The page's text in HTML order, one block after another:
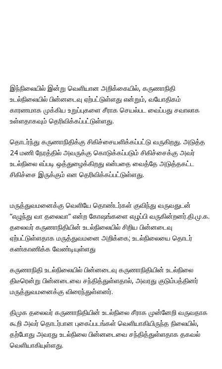
இந்நிலையில் இன்று வெளியான அறிக்கையில், கருணாநிதி
உடல்நிலையில் பின்னடைவு ஏற்பட்டுள்ளது என்றும், வயோதிகம்
காரணமாக முக்கிய உறுப்புகளை சீராக செயல்பட வைப்பது சவாலாக
உள்ளதாகவும் தெரிவிக்கப்பட்டுள்ளது.
தொடர்ந்து கருணாநிதிக்கு சிகிச்சையளிக்கப்பட்டு வருகிறது. அடுத்த
24 மணி நேரத்தில் அவருக்கு கொடுக்கப்படும் சிகிச்சைக்கு அவர்
உடல்நிலை எப்படி ஒத்துழைக்கிறது என்பதை வைத்தே அடுத்தகட்ட
சிகிச்சை இருக்கும் என தெரிவிக்கப்பட்டுள்ளது.
மருத்துவமனைக்கு வெளியே தொண்டர்கள் குவிந்து வருவதுடன்
“எழுந்து வா தலைவா” என்ற கோஷங்களை எழுப்பி வருகின்றனர்.தி.மு.க.
தலைவர் கருணாநிதியின் உடல்நிலையில் சிறிய பின்னடைவு
ஏற்பட்டுள்ளதாக மருத்துவமனை அறிக்கை; உடல்நிலையை தொடர்
கண்காணிக்க வேண்டியுள்ளது
கருணாநிதி உடல்நிலையில் பின்னடைவு கருணாநிதியின் உடல்நிலை
திடீரென்று பின்னடைவை சந்தித்துள்ளதால், அவரது குடும்பத்தினர்
மருத்துவமனைக்கு விரைந்துள்ளனர்.
திமுக தலைவர் கருணாநிதியின் உடல்நிலை சீராக முன்னேறி வருவதாக
கூறி அவர் தொடர்பான புகைப்படங்கள் வெளியாகியிருந்த நிலையில்,
தற்போது அவரது உடல்நிலை பின்னடைவை சந்தித்துள்ளதாக தகவல்
வெளியாகியுள்ளது.